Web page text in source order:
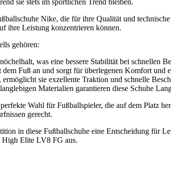
sie stets im sportlichen Trend bleiben.
Nike, die für ihre Qualität und
ihre Leistung konzentrieren können.
gehören:
was eine bessere Stabilität bei schnellen
dem Fuß an und sorgt für überlegenen Komfort
sie exzellente Traktion und schnelle
Materialien garantieren diese Schuhe
Wahl für Fußballspieler, die auf dem Platz
gerecht.
in diese Fußballschuhe eine Entscheidung
High Elite LV8 FG aus.